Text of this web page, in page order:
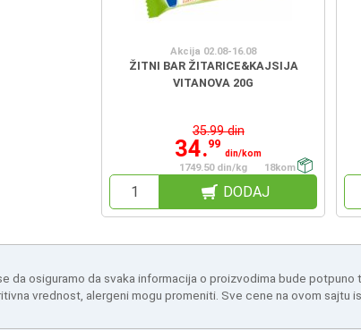
Akcija 02.08-16.08
ŽITNI BAR ŽITARICE&KAJSIJA
VITANOVA 20G
35.99 din
34.99
din/kom
1749.50 din/kg
18kom
DODAJ
da osiguramo da svaka informacija o proizvodima bude
vrednost, alergeni mogu promeniti. Sve cene na ovom sajtu